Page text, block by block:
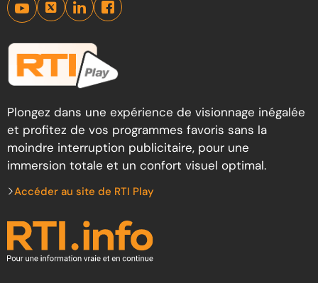
Plongez dans une expérience de visionnage inégalée
et profitez de vos programmes favoris sans la
moindre interruption publicitaire, pour une
immersion totale et un confort visuel optimal.
Accéder au site de RTI Play